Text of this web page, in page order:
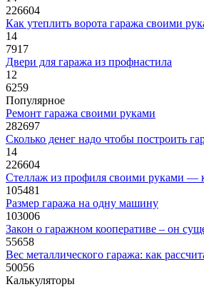
226604
Как утеплить ворота гаража своими
14
7917
Двери для гаража из профнастила
12
6259
Популярное
Ремонт гаража своими руками
282697
Сколько денег надо чтобы построить
14
226604
Стеллаж из профиля своими руками —
105481
Размер гаража на одну машину
103006
Закон о гаражном кооперативе – он
55658
Вес металлического гаража: как
50056
Калькуляторы